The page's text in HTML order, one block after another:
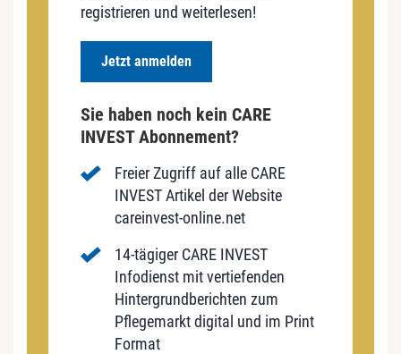
registrieren und weiterlesen!
Jetzt anmelden
Sie haben noch kein CARE
INVEST Abonnement?
Freier Zugriff auf alle CARE
INVEST Artikel der Website
careinvest-online.net
14-tägiger CARE INVEST
Infodienst mit vertiefenden
Hintergrundberichten zum
Pflegemarkt digital und im Print
Format